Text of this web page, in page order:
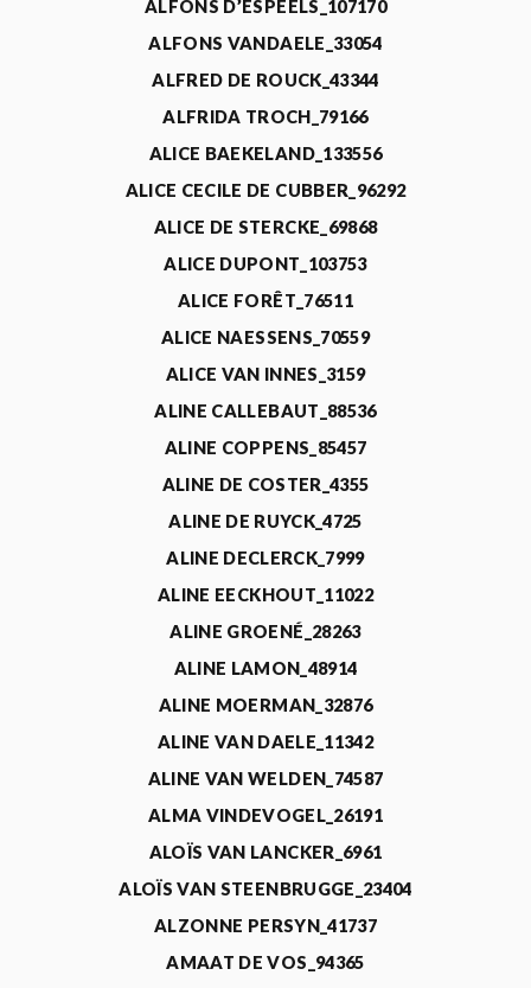
ALFONS D’ESPEELS_107170
ALFONS VANDAELE_33054
ALFRED DE ROUCK_43344
ALFRIDA TROCH_79166
ALICE BAEKELAND_133556
ALICE CECILE DE CUBBER_96292
ALICE DE STERCKE_69868
ALICE DUPONT_103753
ALICE FORÊT_76511
ALICE NAESSENS_70559
ALICE VAN INNES_3159
ALINE CALLEBAUT_88536
ALINE COPPENS_85457
ALINE DE COSTER_4355
ALINE DE RUYCK_4725
ALINE DECLERCK_7999
ALINE EECKHOUT_11022
ALINE GROENÉ_28263
ALINE LAMON_48914
ALINE MOERMAN_32876
ALINE VAN DAELE_11342
ALINE VAN WELDEN_74587
ALMA VINDEVOGEL_26191
ALOÏS VAN LANCKER_6961
ALOÏS VAN STEENBRUGGE_23404
ALZONNE PERSYN_41737
AMAAT DE VOS_94365